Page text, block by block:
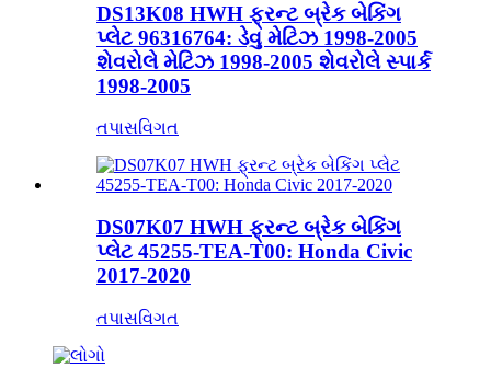
DS13K08 HWH ફ્રન્ટ બ્રેક બેકિંગ
પ્લેટ 96316764: ડેવુ મેટિઝ 1998-2005
શેવરોલે મેટિઝ 1998-2005 શેવરોલે સ્પાર્ક
1998-2005
તપાસવિગત
DS07K07 HWH ફ્રન્ટ બ્રેક બેકિંગ
પ્લેટ 45255-TEA-T00: Honda Civic
2017-2020
તપાસવિગત